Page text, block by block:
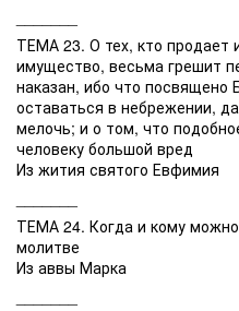
ТЕМА 23. О тех, кто продает
имущество, весьма грешит
наказан, ибо что посвящено
оставаться в небрежении,
мелочь; и о том, что
человеку большой вред
Из жития святого Евфимия
ТЕМА 24. Когда и кому
молитве
Из аввы Марка